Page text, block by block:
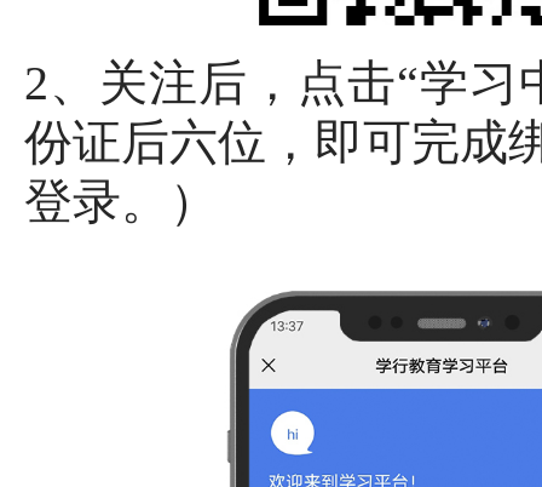
2、关注后，点击“学
份证后六位，即可完成
登录。）